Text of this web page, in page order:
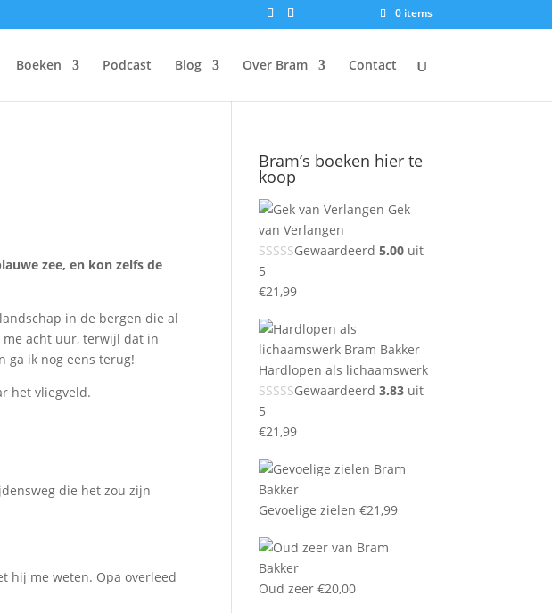
0 items
Boeken Podcast Blog Over Bram Contact
zee, en kon zelfs de
in de bergen die al
me acht uur, terwijl dat in
ga ik nog eens terug!
het vliegveld.
die het zou zijn
hij me weten. Opa overleed
Bram’s boeken hier te
koop
Gek
van Verlangen
Gewaardeerd5.00 uit
5
€21,99
Hardlopen als lichaamswerk
Gewaardeerd3.83 uit
5
€21,99
Gevoelige zielen €21,99
Oud zeer €20,00